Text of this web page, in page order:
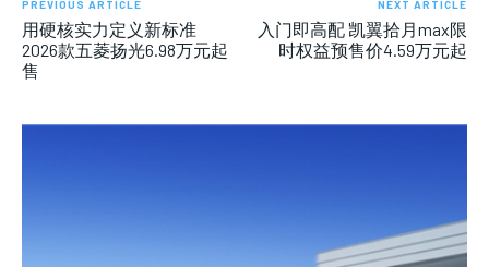
PREVIOUS ARTICLE
用硬核实力定义新标准
2026款五菱扬光6.98万元起
售
NEXT ARTICLE
入门即高配 凯翼拾月max限
时权益预售价4.59万元起